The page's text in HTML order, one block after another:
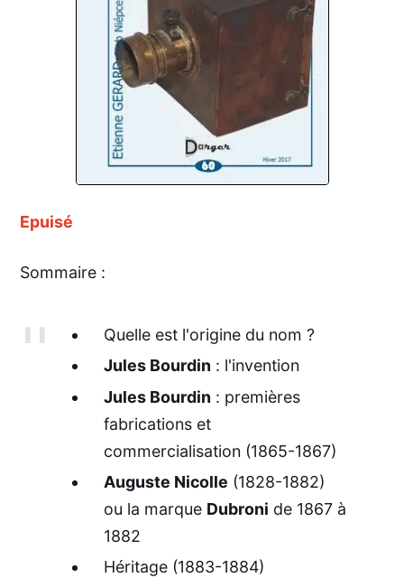
Epuisé
Sommaire :
Quelle est l'origine du nom ?
Jules Bourdin : l'invention
Jules Bourdin : premières
fabrications et
commercialisation (1865-1867)
Auguste Nicolle (1828-1882)
ou la marque Dubroni de 1867 à
1882
Héritage (1883-1884)